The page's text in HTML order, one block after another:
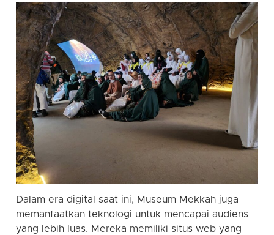
Dalam era digital saat ini, Museum Mekkah juga
memanfaatkan teknologi untuk mencapai audiens
yang lebih luas. Mereka memiliki situs web yang